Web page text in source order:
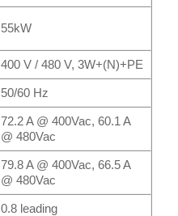
55kW
400 V / 480 V, 3W+(N)+PE
50/60 Hz
72.2 A @ 400Vac, 60.1 A
@ 480Vac
79.8 A @ 400Vac, 66.5 A
@ 480Vac
0.8 leading